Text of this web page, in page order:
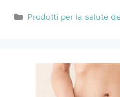
Categorie
Prodotti per la salute